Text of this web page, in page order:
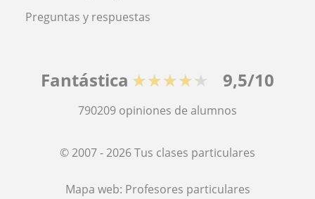
Preguntas y respuestas
Fantástica ★★★★★ 9,5/10
790209 opiniones de alumnos
© 2007 - 2026 Tus clases particulares
Mapa web: Profesores particulares